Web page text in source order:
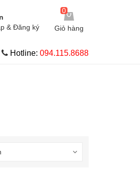
0
Giỏ hàng
& Đăng ký
Hotline: 094.115.8688